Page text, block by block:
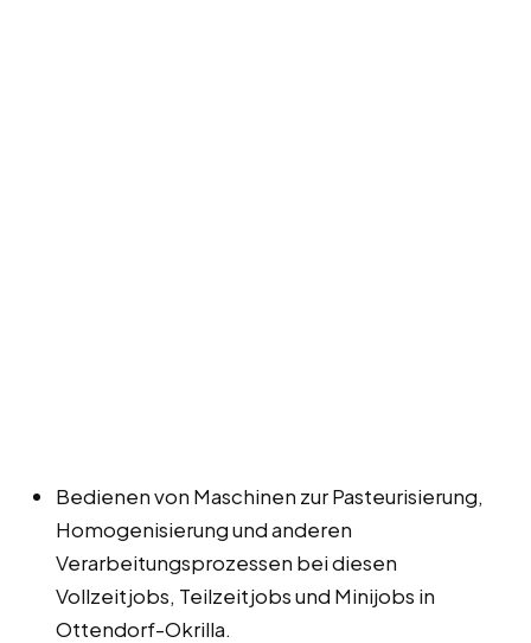
Bedienen von Maschinen zur Pasteurisierung,
Homogenisierung und anderen
Verarbeitungsprozessen bei diesen
Vollzeitjobs, Teilzeitjobs und Minijobs in
Ottendorf-Okrilla.